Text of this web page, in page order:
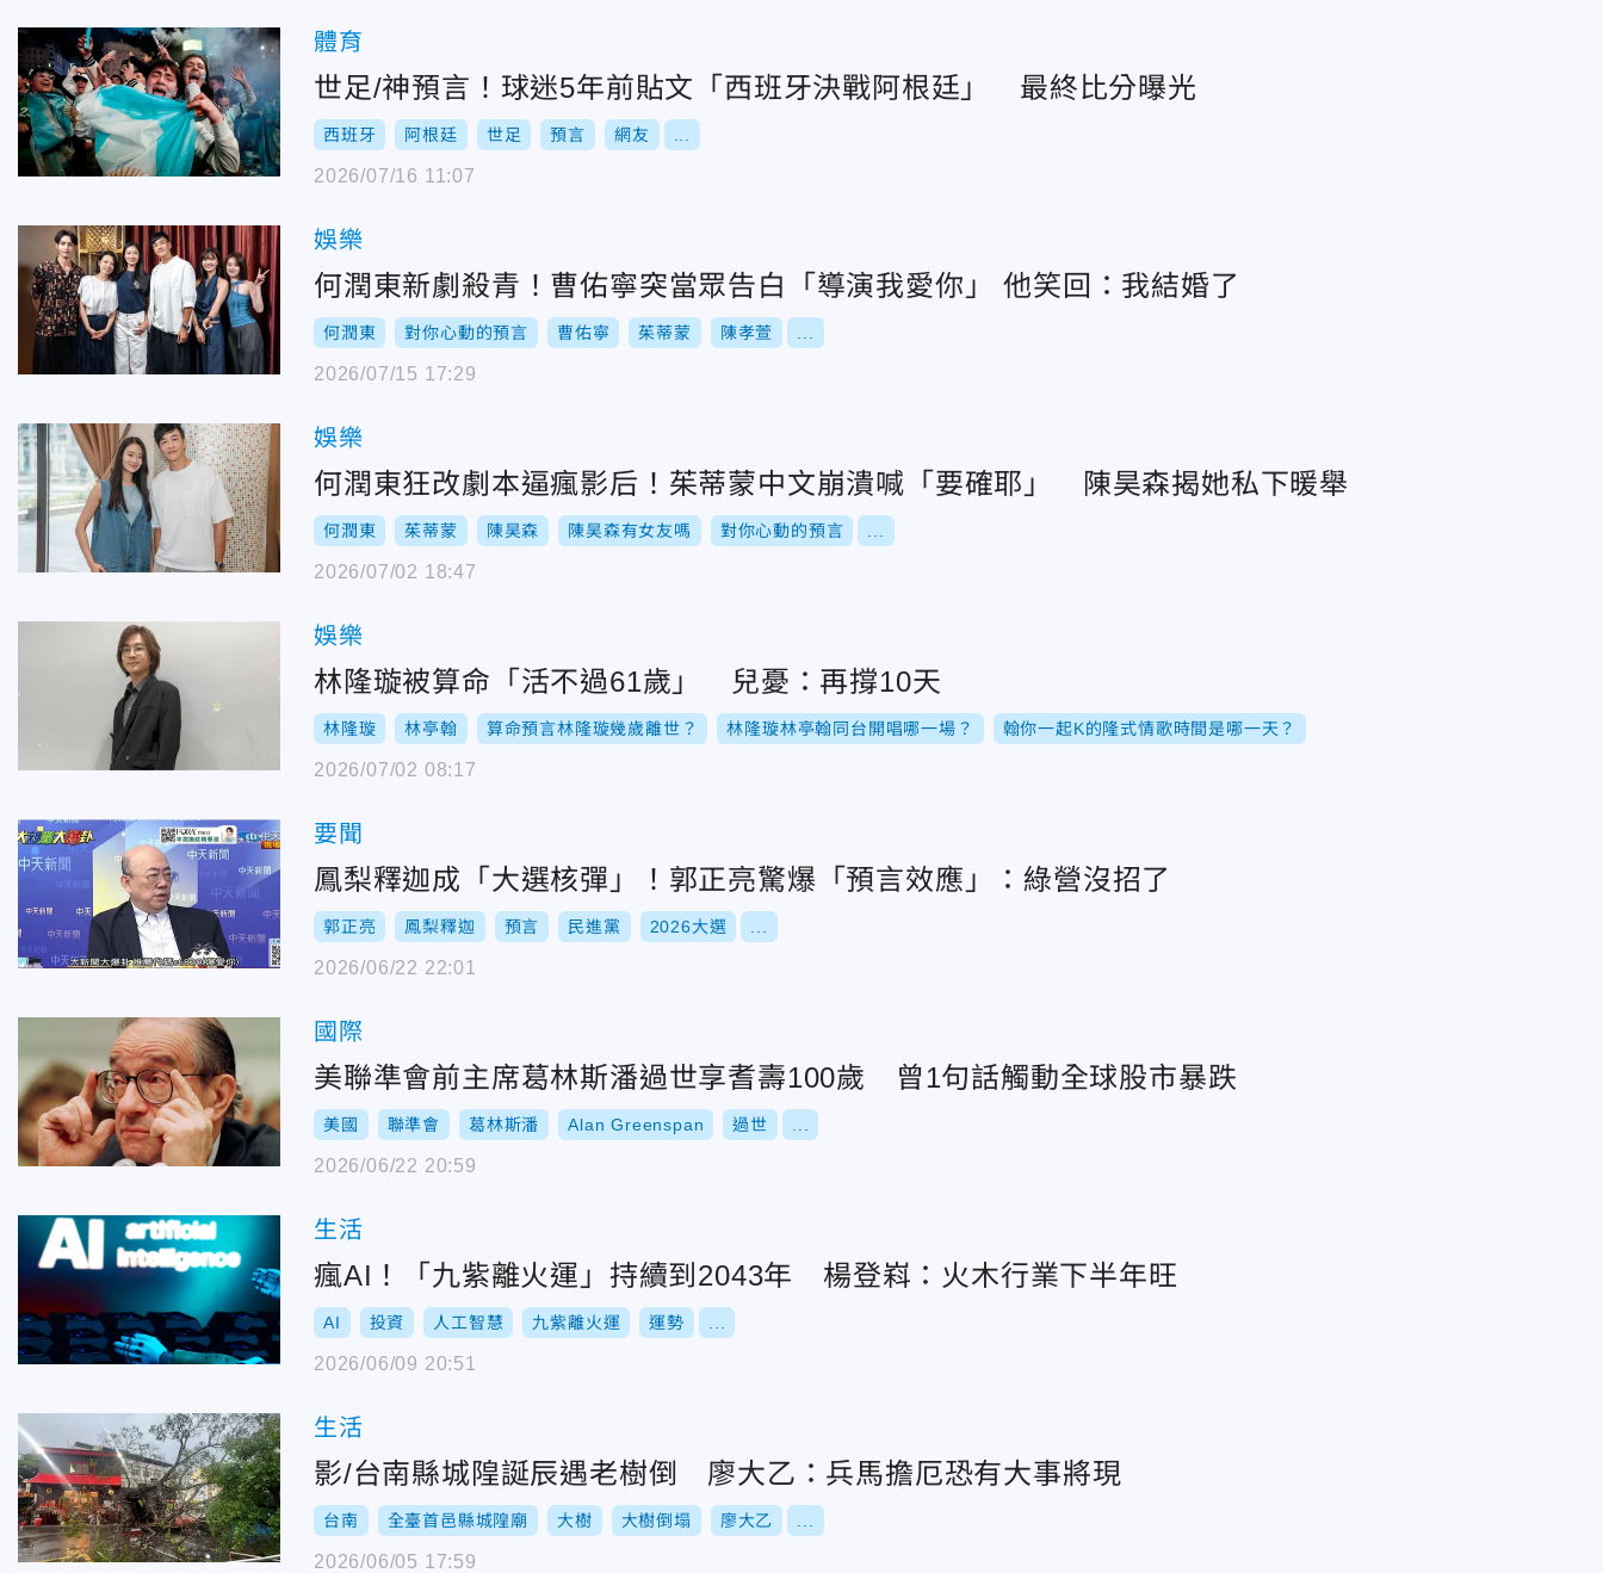
體育
世足/神預言！球迷5年前貼文「西班牙決戰阿根廷」 最終比分曝光
西班牙 阿根廷 世足 預言 網友
2026/07/16 11:07
娛樂
何潤東新劇殺青！曹佑寧突當眾告白「導演我愛你」 他笑回：我結婚了
何潤東 對你心動的預言 曹佑寧 茱蒂蒙 陳孝萱
2026/07/15 17:29
娛樂
何潤東狂改劇本逼瘋影后！茱蒂蒙中文崩潰喊「要確耶」 陳昊森揭她私下暖舉
何潤東 茱蒂蒙 陳昊森 陳昊森有女友嗎 對你心動的預言
2026/07/02 18:47
娛樂
林隆璇被算命「活不過61歲」 兒憂：再撐10天
林隆璇 林亭翰 算命預言林隆璇幾歲離世？ 林隆璇林亭翰同台開唱哪一場？ 翰你一起K的隆式情歌時間是哪一天？
2026/07/02 08:17
要聞
鳳梨釋迦成「大選核彈」！郭正亮驚爆「預言效應」：綠營沒招了
郭正亮 鳳梨釋迦 預言 民進黨 2026大選
2026/06/22 22:01
國際
美聯準會前主席葛林斯潘過世享耆壽100歲 曾1句話觸動全球股市暴跌
美國 聯準會 葛林斯潘 Alan Greenspan 過世
2026/06/22 20:59
生活
瘋AI！「九紫離火運」持續到2043年 楊登嵙：火木行業下半年旺
AI 投資 人工智慧 九紫離火運 運勢
2026/06/09 20:51
生活
影/台南縣城隍誕辰遇老樹倒 廖大乙：兵馬擔厄恐有大事將現
台南 全臺首邑縣城隍廟 大樹 大樹倒塌 廖大乙
2026/06/05 17:59